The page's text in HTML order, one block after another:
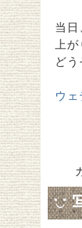
当
上
ど
ウ